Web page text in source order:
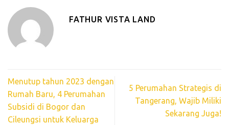
FATHUR VISTA LAND
Menutup tahun 2023 dengan
Rumah Baru, 4 Perumahan
Subsidi di Bogor dan
Cileungsi untuk Keluarga
5 Perumahan Strategis di
Tangerang, Wajib Miliki
Sekarang Juga!